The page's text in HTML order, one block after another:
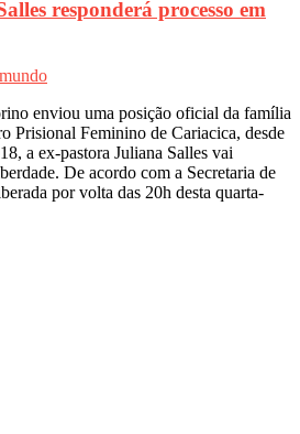
responderá processo em
enviou uma posição oficial da família
Prisional Feminino de Cariacica, desde
a ex-pastora Juliana Salles vai
De acordo com a Secretaria de
por volta das 20h desta quarta-